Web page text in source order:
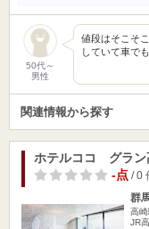
50代～
男性
値段はそこそ
していて車で
関連情報から探す
ホテルココ グラン
-点/ 0
群
高
JR